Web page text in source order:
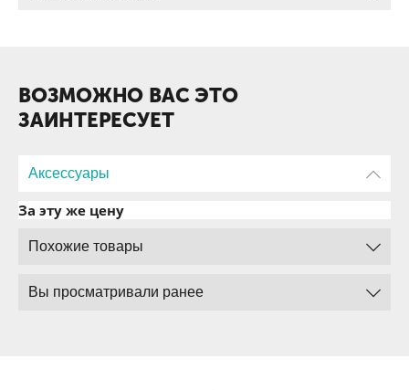
ВОЗМОЖНО ВАС ЭТО
ЗАИНТЕРЕСУЕТ
Аксессуары
За эту же цену
Похожие товары
Вы просматривали ранее